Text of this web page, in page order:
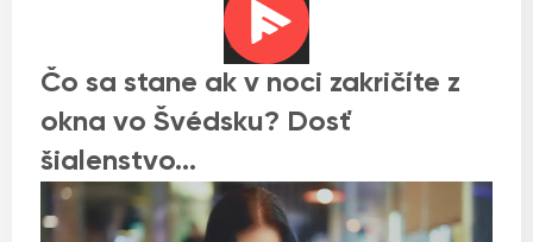
Čo sa stane ak v noci zakričíte z
okna vo Švédsku? Dosť
šialenstvo…